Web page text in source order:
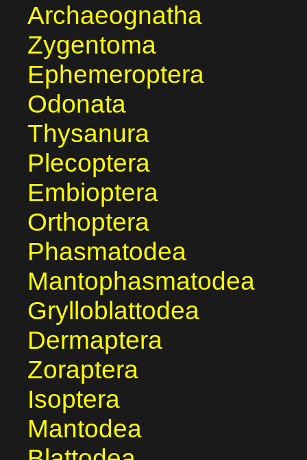
Archaeognatha
Zygentoma
Ephemeroptera
Odonata
Thysanura
Plecoptera
Embioptera
Orthoptera
Phasmatodea
Mantophasmatodea
Grylloblattodea
Dermaptera
Zoraptera
Isoptera
Mantodea